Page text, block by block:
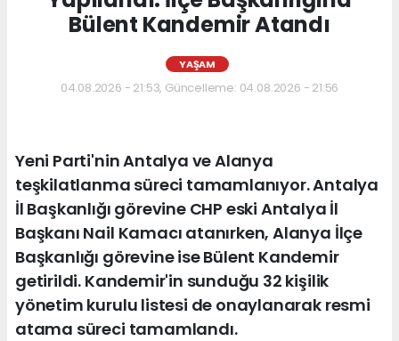
Bülent Kandemir Atandı
YAŞAM
04.08.2026 - 21:53, Güncelleme: 04.08.2026 - 21:56
Yeni Parti'nin Antalya ve Alanya
teşkilatlanma süreci tamamlanıyor. Antalya
İl Başkanlığı görevine CHP eski Antalya İl
Başkanı Nail Kamacı atanırken, Alanya İlçe
Başkanlığı görevine ise Bülent Kandemir
getirildi. Kandemir'in sunduğu 32 kişilik
yönetim kurulu listesi de onaylanarak resmi
atama süreci tamamlandı.